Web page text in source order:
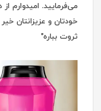
می‌فرمایید. امیدوارم
خودتان و عزیزانتان
ثروت بباره"